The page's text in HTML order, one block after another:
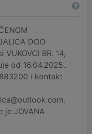
DOO
BR. 14,
od 16.04.2025..
i kontakt
je JOVANA